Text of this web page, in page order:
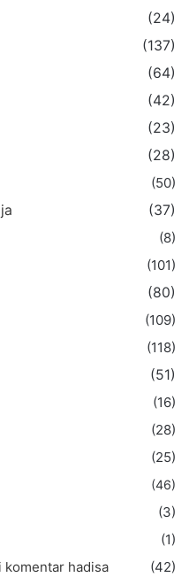
(24)
(137)
(64)
(42)
(23)
(28)
(50)
(37)
(8)
(101)
(80)
(109)
(118)
(51)
(16)
(28)
(25)
(46)
(3)
(1)
komentar hadisa
(42)